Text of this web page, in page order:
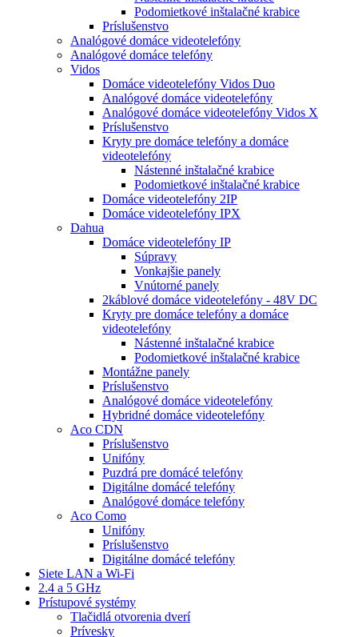
Podomietkové inštalačné krabice
Príslušenstvo
Analógové domáce videotelefóny
Analógové domáce telefóny
Vidos
Domáce videotelefóny Vidos Duo
Analógové domáce videotelefóny
Analógové domáce videotelefóny Vidos X
Príslušenstvo
Kryty pre domáce telefóny a domáce
videotelefóny
Nástenné inštalačné krabice
Podomietkové inštalačné krabice
Domáce videotelefóny 2IP
Domáce videotelefóny IPX
Dahua
Domáce videotelefóny IP
Súpravy
Vonkajšie panely
Vnútorné panely
2káblové domáce videotelefóny - 48V DC
Kryty pre domáce telefóny a domáce
videotelefóny
Nástenné inštalačné krabice
Podomietkové inštalačné krabice
Montážne panely
Príslušenstvo
Analógové domáce videotelefóny
Hybridné domáce videotelefóny
Aco CDN
Príslušenstvo
Unifóny
Puzdrá pre domácé telefóny
Digitálne domácé telefóny
Analógové domáce telefóny
Aco Como
Unifóny
Príslušenstvo
Digitálne domácé telefóny
Siete LAN a Wi-Fi
2.4 a 5 GHz
Prístupové systémy
Tlačidlá otvorenia dverí
Prívesky